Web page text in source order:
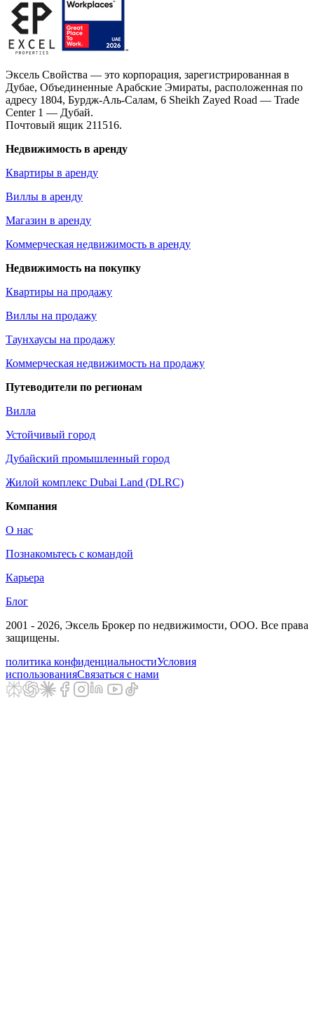
Эксель Свойства — это корпорация, зарегистрированная в
Дубае, Объединенные Арабские Эмираты, расположенная по
адресу 1804, Бурдж-Аль-Салам, 6 Sheikh Zayed Road — Trade
Center 1 — Дубай.
Почтовый ящик 211516.
Недвижимость в аренду
Квартиры в аренду
Виллы в аренду
Магазин в аренду
Коммерческая недвижимость в аренду
Недвижимость на покупку
Квартиры на продажу
Виллы на продажу
Таунхаусы на продажу
Коммерческая недвижимость на продажу
Путеводители по регионам
Вилла
Устойчивый город
Дубайский промышленный город
Жилой комплекс Dubai Land (DLRC)
Компания
О нас
Познакомьтесь с командой
Карьера
Блог
2001 - 2026, Эксель Брокер по недвижимости, ООО. Все права
защищены.
политика конфиденциальностиУсловия
использованияСвязаться с нами